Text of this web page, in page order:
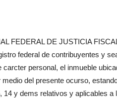
FEDERAL DE JUSTICIA
federal de contribuyentes y
personal, el inmueble
del presente ocurso,
y dems relativos y aplicables